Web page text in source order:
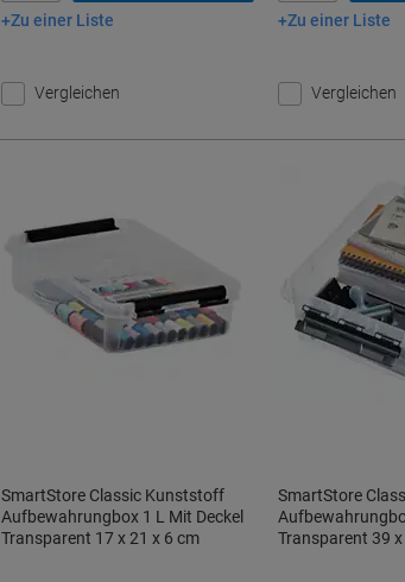
In den Warenkorb
Zu einer Liste
Vergleichen
In
Zu einer Liste
Vergleichen
SmartStore Classic Kunststoff
Aufbewahrungbox 1 L Mit Deckel
Transparent 17 x 21 x 6 cm
SmartStore
Transparent 39